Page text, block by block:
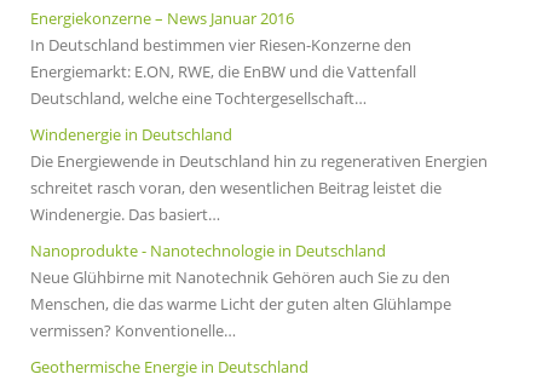
Energiekonzerne – News Januar 2016
In Deutschland bestimmen vier Riesen-Konzerne den
Energiemarkt: E.ON, RWE, die EnBW und die Vattenfall
Deutschland, welche eine Tochtergesellschaft…
Windenergie in Deutschland
Die Energiewende in Deutschland hin zu regenerativen Energien
schreitet rasch voran, den wesentlichen Beitrag leistet die
Windenergie. Das basiert…
Nanoprodukte - Nanotechnologie in Deutschland
Neue Glühbirne mit Nanotechnik Gehören auch Sie zu den
Menschen, die das warme Licht der guten alten Glühlampe
vermissen? Konventionelle…
Geothermische Energie in Deutschland